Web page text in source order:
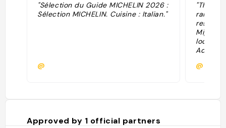
"Sélection du Guide MICHELIN 2026 :
Sélection MICHELIN. Cuisine : Italian."
@
"This
ran for
location
Adams
beet
@
Approved by 1 official partners